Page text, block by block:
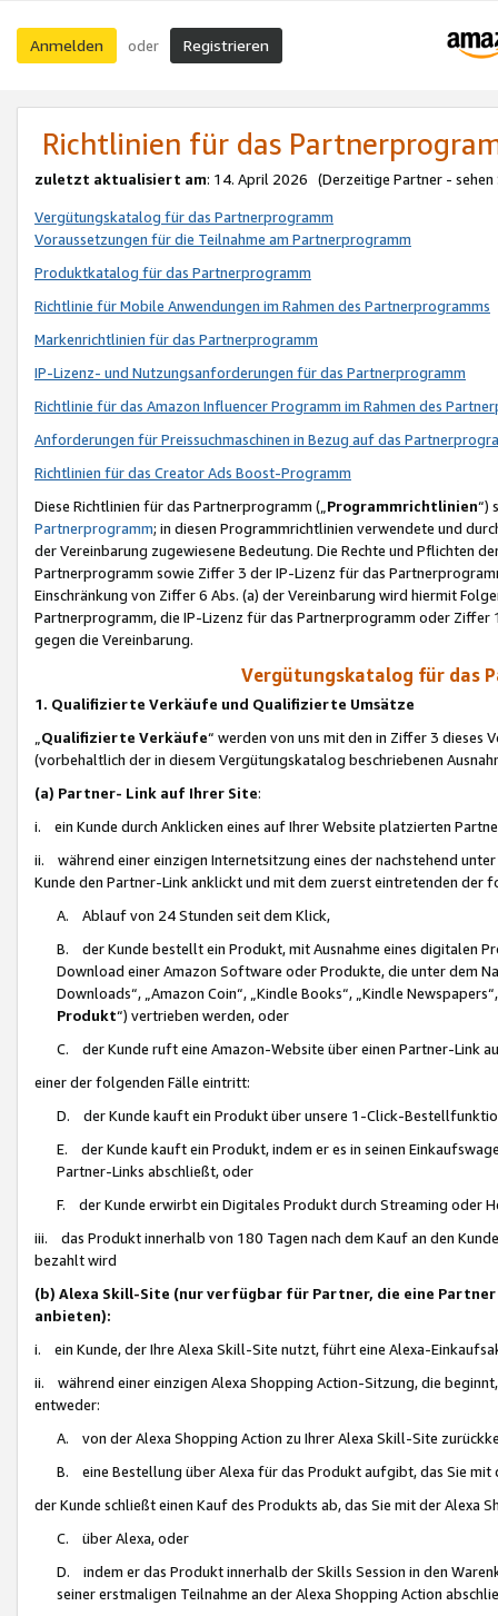
Anmelden oder Registrieren
Richtlinien für das
zuletzt aktualisiert am: 14. April 2026 (Derzeitige Partner - sehen
Vergütungskatalog für das Partnerprogramm
Voraussetzungen für die Teilnahme am Partnerprogramm
Produktkatalog für das Partnerprogramm
Richtlinie für Mobile Anwendungen im Rahmen des Partnerprogramms
Markenrichtlinien für das Partnerprogramm
IP-Lizenz- und Nutzungsanforderungen für das Partnerprogramm
Richtlinie für das Amazon Influencer Programm im Rahmen des
Anforderungen für Preissuchmaschinen in Bezug auf das
Richtlinien für das Creator Ads Boost-Programm
Diese Richtlinien für das Partnerprogramm („Programmrichtlinien“)
Partnerprogramm; in diesen Programmrichtlinien verwendete und
der Vereinbarung zugewiesene Bedeutung. Die Rechte und Pflichten
Partnerprogramm sowie Ziffer 3 der IP-Lizenz für das
Einschränkung von Ziffer 6 Abs. (a) der Vereinbarung wird hiermit
Partnerprogramm, die IP-Lizenz für das Partnerprogramm oder
gegen die Vereinbarung.
Vergütungskatalog für das
1. Qualifizierte Verkäufe und Qualifizierte Umsätze
Qualifizierte Verkäufe“ werden von uns mit den in Ziffer 3
(vorbehaltlich der in diesem Vergütungskatalog beschriebenen
(a) Partner- Link auf Ihrer Site:
i. ein Kunde durch Anklicken eines auf Ihrer Website platzierten
ii. während einer einzigen Internetsitzung eines der nachstehend
Kunde den Partner-Link anklickt und mit dem zuerst eintretenden der
A. Ablauf von 24 Stunden seit dem Klick,
B. der Kunde bestellt ein Produkt, mit Ausnahme eines digitalen
Download einer Amazon Software oder Produkte, die unter dem
Downloads“, „Amazon Coin“, „Kindle Books“, „Kindle
Produkt“) vertrieben werden, oder
C. der Kunde ruft eine Amazon-Website über einen Partner-Link
einer der folgenden Fälle eintritt:
D. der Kunde kauft ein Produkt über unsere 1-Click-
E. der Kunde kauft ein Produkt, indem er es in seinen
Partner-Links abschließt, oder
F. der Kunde erwirbt ein Digitales Produkt durch Streaming oder
iii. das Produkt innerhalb von 180 Tagen nach dem Kauf an den
bezahlt wird
(b) Alexa Skill-Site (nur verfügbar für Partner, die eine
anbieten):
i. ein Kunde, der Ihre Alexa Skill-Site nutzt, führt eine Alexa-
ii. während einer einzigen Alexa Shopping Action-Sitzung, die
entweder:
A. von der Alexa Shopping Action zu Ihrer Alexa Skill-Site
B. eine Bestellung über Alexa für das Produkt aufgibt, das Sie mit
der Kunde schließt einen Kauf des Produkts ab, das Sie mit der Alexa
C. über Alexa, oder
D. indem er das Produkt innerhalb der Skills Session in den
seiner erstmaligen Teilnahme an der Alexa Shopping Action